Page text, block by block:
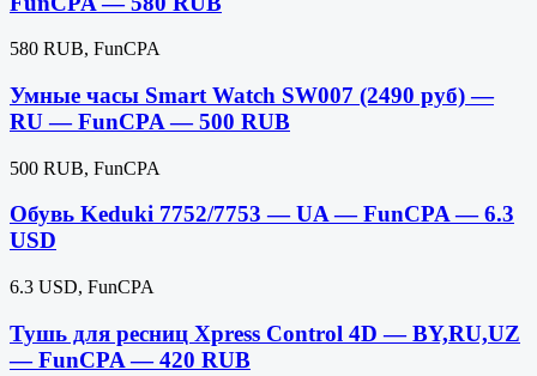
580 RUB, FunCPA
Умные часы Smart Watch SW007 (2490 руб) —
RU — FunCPA — 500 RUB
500 RUB, FunCPA
Обувь Keduki 7752/7753 — UA — FunCPA — 6.3
USD
6.3 USD, FunCPA
Тушь для ресниц Xpress Control 4D — BY,RU,UZ
— FunCPA — 420 RUB